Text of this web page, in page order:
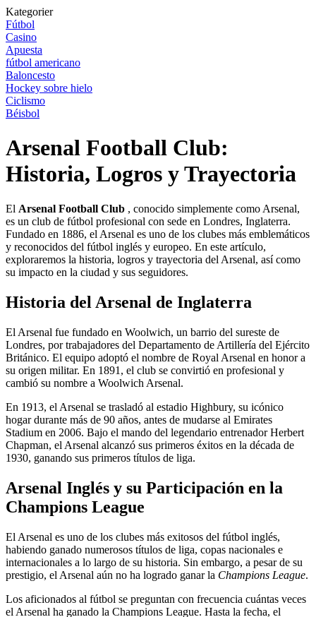
Kategorier
Fútbol
Casino
Apuesta
fútbol americano
Baloncesto
Hockey sobre hielo
Ciclismo
Béisbol
Arsenal Football Club:
Historia, Logros y Trayectoria
El Arsenal Football Club , conocido simplemente como Arsenal,
es un club de fútbol profesional con sede en Londres, Inglaterra.
Fundado en 1886, el Arsenal es uno de los clubes más emblemáticos
y reconocidos del fútbol inglés y europeo. En este artículo,
exploraremos la historia, logros y trayectoria del Arsenal, así como
su impacto en la ciudad y sus seguidores.
Historia del Arsenal de Inglaterra
El Arsenal fue fundado en Woolwich, un barrio del sureste de
Londres, por trabajadores del Departamento de Artillería del Ejército
Británico. El equipo adoptó el nombre de Royal Arsenal en honor a
su origen militar. En 1891, el club se convirtió en profesional y
cambió su nombre a Woolwich Arsenal.
En 1913, el Arsenal se trasladó al estadio Highbury, su icónico
hogar durante más de 90 años, antes de mudarse al Emirates
Stadium en 2006. Bajo el mando del legendario entrenador Herbert
Chapman, el Arsenal alcanzó sus primeros éxitos en la década de
1930, ganando sus primeros títulos de liga.
Arsenal Inglés y su Participación en la
Champions League
El Arsenal es uno de los clubes más exitosos del fútbol inglés,
habiendo ganado numerosos títulos de liga, copas nacionales e
internacionales a lo largo de su historia. Sin embargo, a pesar de su
prestigio, el Arsenal aún no ha logrado ganar la Champions League.
Los aficionados al fútbol se preguntan con frecuencia cuántas veces
el Arsenal ha ganado la Champions League. Hasta la fecha, el